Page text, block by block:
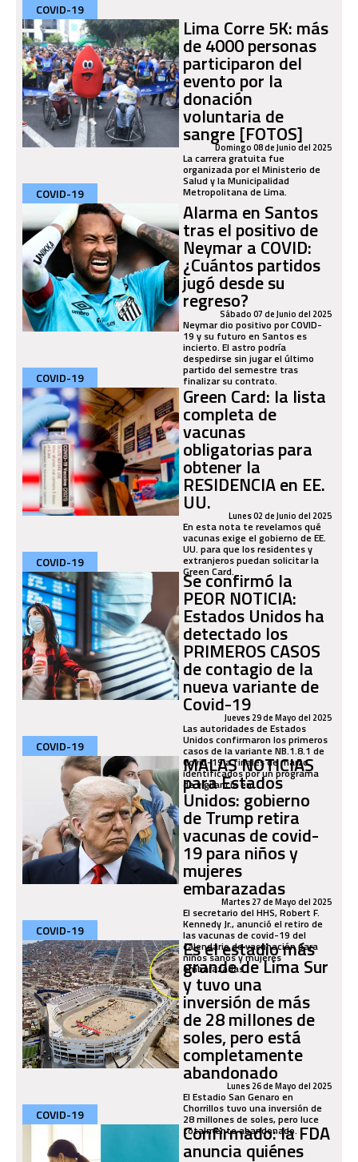
COVID-19
Lima Corre 5K: más
de 4000 personas
participaron del
evento por la
donación
voluntaria de
sangre [FOTOS]
Domingo 08 de Junio del 2025
La carrera gratuita fue
organizada por el Ministerio de
Salud y la Municipalidad
Metropolitana de Lima.
COVID-19
Alarma en Santos
tras el positivo de
Neymar a COVID:
¿Cuántos partidos
jugó desde su
regreso?Sábado 07 de Junio del 2025
Neymar dio positivo por COVID-
19 y su futuro en Santos es
incierto. El astro podría
despedirse sin jugar el último
partido del semestre tras
finalizar su contrato.
COVID-19
Green Card: la lista
completa de
vacunas
obligatorias para
obtener la
RESIDENCIA en EE.
UU. Lunes 02 de Junio del 2025
En esta nota te revelamos qué
vacunas exige el gobierno de EE.
UU. para que los residentes y
extranjeros puedan solicitar la
Green Card.
COVID-19
Se confirmó la
PEOR NOTICIA:
Estados Unidos ha
detectado los
PRIMEROS CASOS
de contagio de la
nueva variante de
Covid-19Jueves 29 de Mayo del 2025
Las autoridades de Estados
Unidos confirmaron los primeros
casos de la variante NB.1.8.1 de
Covid-19 a finales de marzo
identificados por un programa
de vigilancia en...
COVID-19
MALAS NOTICIAS
para Estados
Unidos: gobierno
de Trump retira
vacunas de covid-
19 para niños y
mujeres
embarazadas
Martes 27 de Mayo del 2025
El secretario del HHS, Robert F.
Kennedy Jr., anunció el retiro de
las vacunas de covid-19 del
calendario de vacunación para
niños sanos y mujeres
embarazadas.
COVID-19
Es el estadio más
grande de Lima Sur
y tuvo una
inversión de más
de 28 millones de
soles, pero está
completamente
abandonado
Lunes 26 de Mayo del 2025
El Estadio San Genaro en
Chorrillos tuvo una inversión de
28 millones de soles, pero luce
totalmente abandonado.
COVID-19
Confirmado: la FDA
anuncia quiénes